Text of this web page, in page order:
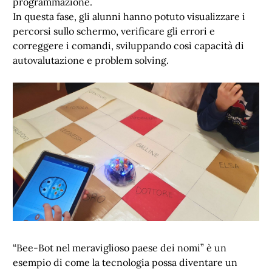
In questa fase, gli alunni hanno potuto visualizzare i
percorsi sullo schermo, verificare gli errori e
correggere i comandi, sviluppando così capacità di
autovalutazione e problem solving.
“Bee-Bot nel meraviglioso paese dei nomi” è un
esempio di come la tecnologia possa diventare un